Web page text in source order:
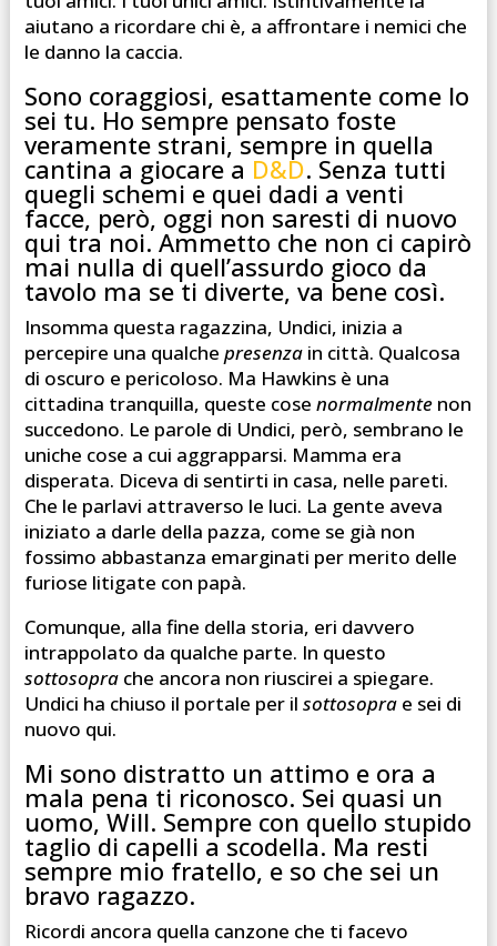
aiutano a ricordare chi è, a affrontare i nemici che
le danno la caccia.
Sono coraggiosi, esattamente come lo
sei tu. Ho sempre pensato foste
veramente strani, sempre in quella
cantina a giocare a D&D. Senza tutti
quegli schemi e quei dadi a venti
facce, però, oggi non saresti di nuovo
qui tra noi. Ammetto che non ci capirò
mai nulla di quell’assurdo gioco da
tavolo ma se ti diverte, va bene così.
Insomma questa ragazzina, Undici, inizia a
percepire una qualche presenza in città. Qualcosa
di oscuro e pericoloso. Ma Hawkins è una
cittadina tranquilla, queste cose normalmente non
succedono. Le parole di Undici, però, sembrano le
uniche cose a cui aggrapparsi. Mamma era
disperata. Diceva di sentirti in casa, nelle pareti.
Che le parlavi attraverso le luci. La gente aveva
iniziato a darle della pazza, come se già non
fossimo abbastanza emarginati per merito delle
furiose litigate con papà.
Comunque, alla fine della storia, eri davvero
intrappolato da qualche parte. In questo
sottosopra che ancora non riuscirei a spiegare.
Undici ha chiuso il portale per il sottosopra e sei di
nuovo qui.
Mi sono distratto un attimo e ora a
mala pena ti riconosco. Sei quasi un
uomo, Will. Sempre con quello stupido
taglio di capelli a scodella. Ma resti
sempre mio fratello, e so che sei un
bravo ragazzo.
Ricordi ancora quella canzone che ti facevo